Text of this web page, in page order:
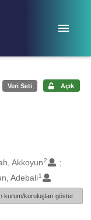
Veri Seti Açık
Akkoyun2
Adebali 1
kurum/kuruluşları göster